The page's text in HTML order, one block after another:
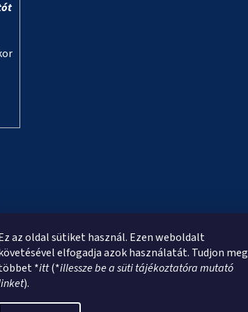
az oldal sütiket használ. Ezen weboldalt
elfogadja azok használatát. Tudjon meg
*itt(*illessze be a süti tájékoztatóra mutató
).